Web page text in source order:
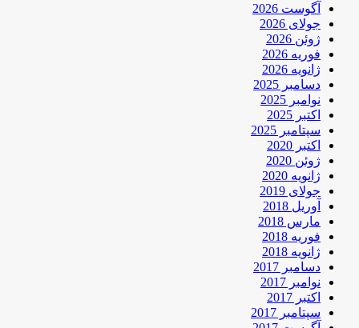
آگوست 2026
جولای 2026
ژوئن 2026
فوریه 2026
ژانویه 2026
دسامبر 2025
نوامبر 2025
اکتبر 2025
سپتامبر 2025
اکتبر 2020
ژوئن 2020
ژانویه 2020
جولای 2019
آوریل 2018
مارس 2018
فوریه 2018
ژانویه 2018
دسامبر 2017
نوامبر 2017
اکتبر 2017
سپتامبر 2017